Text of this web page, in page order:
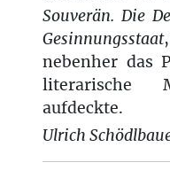
Souverän. Die
Gesinnungsstaat
nebenher das
literarische
aufdeckte.
Ulrich